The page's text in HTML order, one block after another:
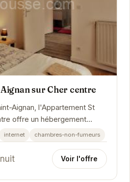
sur Cher centre
Aignan, l'Appartement St
offre un hébergement
Proche des
internet chambres-non-fumeurs
Voir l'offre